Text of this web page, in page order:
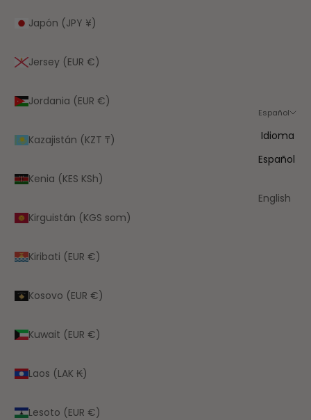
Japón (JPY ¥)
Jersey (EUR €)
Jordania (EUR €)
Kazajistán (KZT ₸)
Kenia (KES KSh)
Kirguistán (KGS som)
Kiribati (EUR €)
Kosovo (EUR €)
Kuwait (EUR €)
Laos (LAK ₭)
Lesoto (EUR €)
Español
Idioma
Español
English